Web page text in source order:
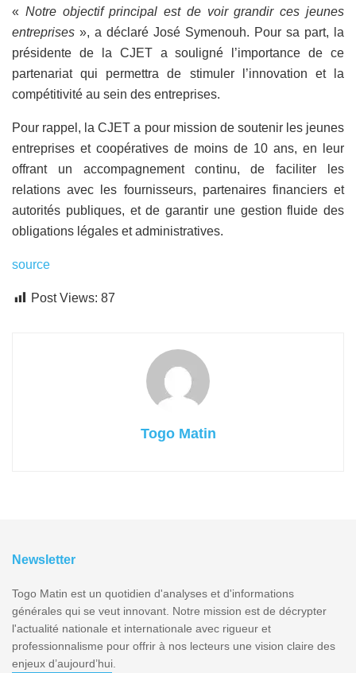
« Notre objectif principal est de voir grandir ces jeunes
entreprises », a déclaré José Symenouh. Pour sa part, la
présidente de la CJET a souligné l’importance de ce
partenariat qui permettra de stimuler l’innovation et la
compétitivité au sein des entreprises.
Pour rappel, la CJET a pour mission de soutenir les jeunes
entreprises et coopératives de moins de 10 ans, en leur
offrant un accompagnement continu, de faciliter les
relations avec les fournisseurs, partenaires financiers et
autorités publiques, et de garantir une gestion fluide des
obligations légales et administratives.
source
Post Views: 87
Togo Matin
Newsletter
Togo Matin est un quotidien d'analyses et d'informations
générales qui se veut innovant. Notre mission est de décrypter
l'actualité nationale et internationale avec rigueur et
professionnalisme pour offrir à nos lecteurs une vision claire des
enjeux d’aujourd’hui.